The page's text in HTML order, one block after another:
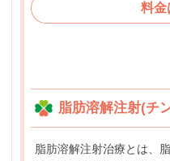
料金
脂肪溶解注射(チ
脂肪溶解注射治療とは、